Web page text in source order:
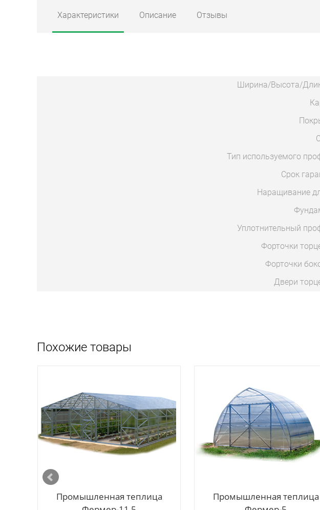
Характеристики Описание Отзывы
Ширина/Высота/
Тип используемого
Срок
Наращивание
Уплотнительный
Форточки
Форточки
Двери
Похожие товары
Промышленная теплица
Промышленная теплица